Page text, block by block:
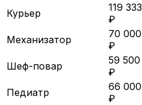
Курьер
119 333
₽
Механизатор
70 000
₽
Шеф-повар
59 500
₽
Педиатр
66 000
₽